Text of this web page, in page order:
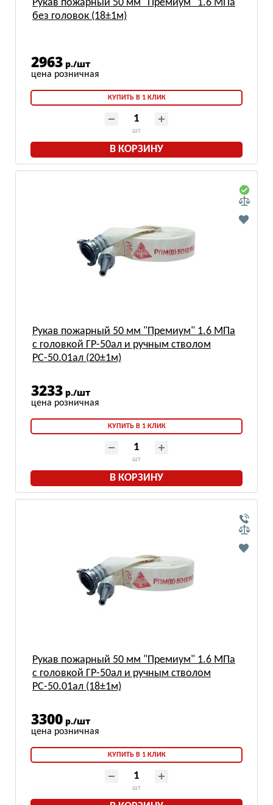
Рукав пожарный 50 мм "Премиум" 1.6 МПа
без головок (18±1м)
2963 р./шт
КУПИТЬ В 1 КЛИК
шт
В КОРЗИНУ
Рукав пожарный 50 мм "Премиум" 1.6 МПа
с головкой ГР-50ал и ручным стволом
РС-50.01ал (20±1м)
3233 р./шт
КУПИТЬ В 1 КЛИК
шт
В КОРЗИНУ
Рукав пожарный 50 мм "Премиум" 1.6 МПа
с головкой ГР-50ал и ручным стволом
РС-50.01ал (18±1м)
3300 р./шт
КУПИТЬ В 1 КЛИК
шт